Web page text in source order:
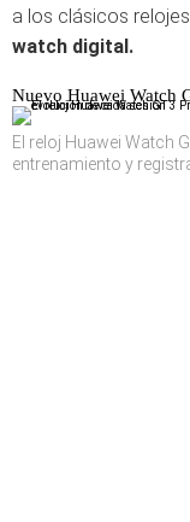
a los clásicos
watch digital.
Nuevo Huawei Watch
El reloj Huawei Watch
entrenamiento y